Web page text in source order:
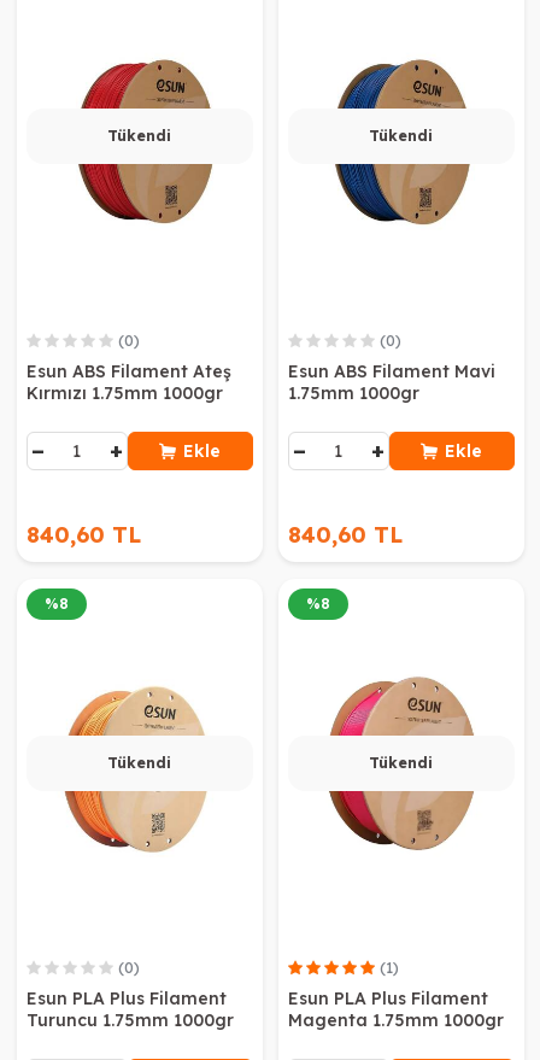
Tükendi
(0)
Esun ABS Filament Ateş
Kırmızı 1.75mm 1000gr
− + Ekle
840,60 TL
Tükendi
(0)
Esun ABS Filament Mavi
1.75mm 1000gr
− + Ekle
840,60 TL
Tükendi
%8
(0)
Esun PLA Plus Filament
Turuncu 1.75mm 1000gr
Tükendi
%8
(1)
Esun PLA Plus Filament
Magenta 1.75mm 1000gr